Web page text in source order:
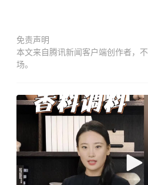
免责声明
本文来自腾讯新闻客户端创作者，
场。